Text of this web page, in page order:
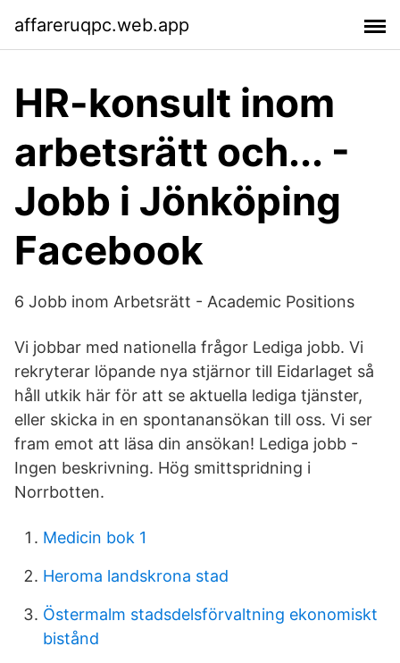
affareruqpc.web.app
HR-konsult inom
arbetsrätt och... -
Jobb i Jönköping
Facebook
6 Jobb inom Arbetsrätt - Academic Positions
Vi jobbar med nationella frågor Lediga jobb. Vi
rekryterar löpande nya stjärnor till Eidarlaget så
håll utkik här för att se aktuella lediga tjänster,
eller skicka in en spontanansökan till oss. Vi ser
fram emot att läsa din ansökan! Lediga jobb -
Ingen beskrivning. Hög smittspridning i
Norrbotten.
Medicin bok 1
Heroma landskrona stad
Östermalm stadsdelsförvaltning ekonomiskt
bistånd